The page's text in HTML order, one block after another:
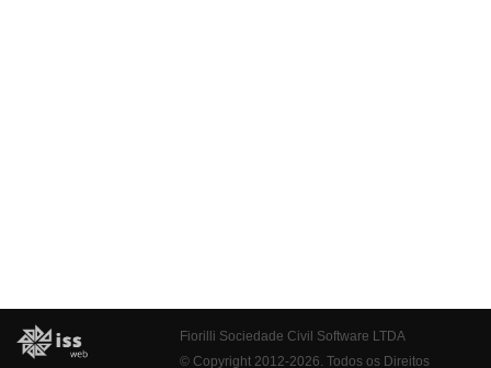
Fiorilli Sociedade Civil Software LTDA
© Copyright 2012-2026. Todos os Direitos